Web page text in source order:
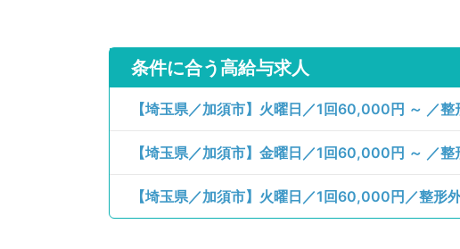
条件に合う高給与求人
【埼玉県／加須市】火曜日／1回60,000円 ～ ／
【埼玉県／加須市】金曜日／1回60,000円 ～ ／
【埼玉県／加須市】火曜日／1回60,000円／整形